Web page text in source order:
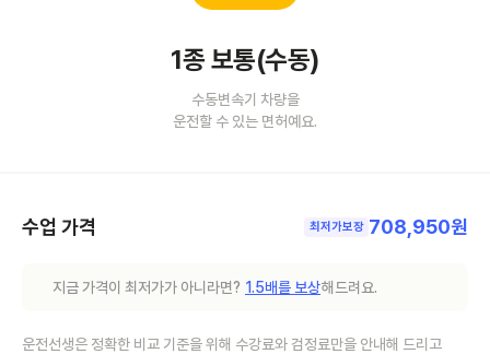
1종 보통(수동)
수동변속기 차량을
운전할 수 있는 면허예요.
수업 가격 최저가보장 708,950원
지금 가격이 최저가가 아니라면? 1.5배를 보상해드려요.
운전선생은 정확한 비교 기준을 위해 수강료와 검정료만을 안내해 드리고